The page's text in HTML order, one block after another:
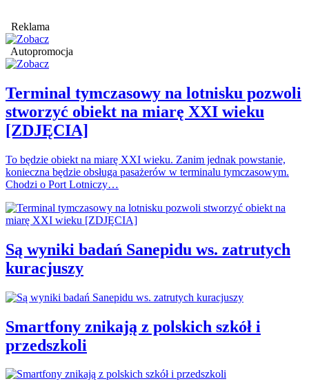
Reklama
Autopromocja
Terminal tymczasowy na lotnisku pozwoli
stworzyć obiekt na miarę XXI wieku
[ZDJĘCIA]
To będzie obiekt na miarę XXI wieku. Zanim jednak powstanie,
konieczna będzie obsługa pasażerów w terminalu tymczasowym.
Chodzi o Port Lotniczy…
Są wyniki badań Sanepidu ws. zatrutych
kuracjuszy
Smartfony znikają z polskich szkół i
przedszkoli